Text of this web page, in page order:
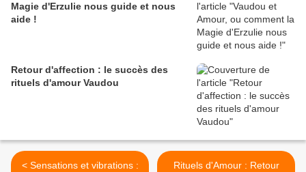
Magie d'Erzulie nous guide et nous
aide !
Retour d'affection : le succès des
rituels d'amour Vaudou
< Sensations et vibrations :
Rituels d'Amour : Retour